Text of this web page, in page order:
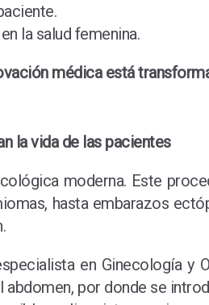
la salud femenina.
médica está
la vida de las pacientes
moderna. Este
hasta embarazos
en Ginecología y
por donde se